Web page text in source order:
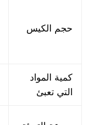
حجم الكيس
كمية المواد
التي تعبئ